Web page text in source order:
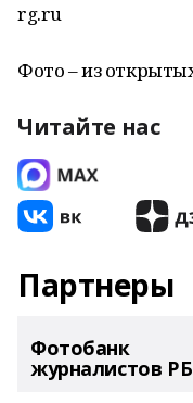
rg.ru
Фото – из
Читайте нас
Партнеры
Фотобанк
журналистов РБ